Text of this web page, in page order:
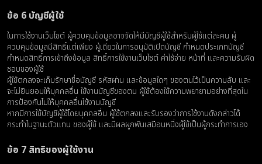
ข้อ 6 บัญชีผู้ใช้
ในการใช้งานเว็บไซต์ ผู้ควบคุมข้อมูลอาจจัดให้มีบัญชีผู้ใช้สำหรับผู้ใช้แต่ละคน ผู้
ควบคุมข้อมูลมีสิทธิ์แต่เพียง ผู้เดียวในการอนุมัติเปิดบัญชี กำหนดประเภทบัญชี
กำหนดสิทธิ์การเข้าถึงข้อมูล สิทธิ์การใช้งานเว็บไซต์ ค่าใช้จ่าย หน้าที่ และความรับผิด
ชอบของผู้ใช้
ผู้ใช้ตกลงจะเก็บรักษาชื่อบัญชี รหัสผ่าน และข้อมูลใดๆ ของตนไว้เป็นความลับ และ
จะไม่ยินยอมให้บุคคลอื่น ใช้งานบัญชีของตน ผู้ใช้ต้องใช้ความพยายามอย่างที่สุดใน
การป้องกันไม่ให้บุคคลอื่นใช้งานบัญชี
หากมีการใช้บัญชีผู้ใช้โดยบุคคลอื่น ผู้ใช้ตกลงและรับรองว่าการใช้งานดังกล่าวได้
กระทำในฐานะตัวแทน ของผู้ใช้ และมีผลผูกพันเสมือนหนึ่งผู้ใช้เป็นผู้กระทำการเอง
ข้อ 7 สิทธิของผู้ใช้งาน